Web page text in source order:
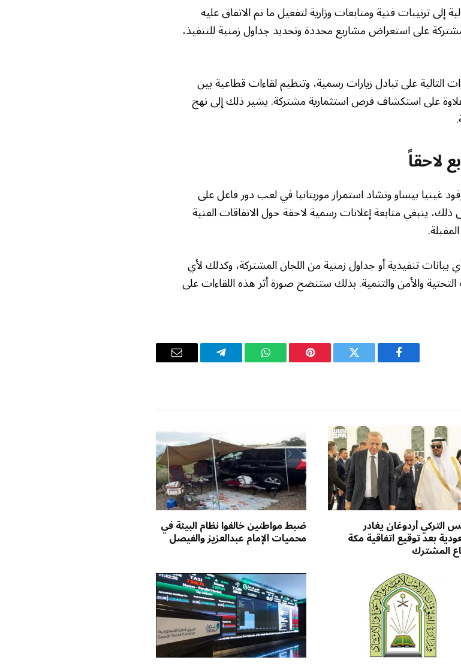
ترتيبات فنية ومتابعات وزارية لتفعيل ما تم الاتفاق عليه
على استعراض مشاريع محددة وتحديد جداول زمنية للتنفيذ،
على تبادل زيارات رسمية، وتنظيم لقاءات قطاعية بين
على استكشاف فرص استثمارية مشتركة. يشير ذلك إلى نهج
لاحقاً
غينيا بيساو وتشاد استمرار موريتانيا في لعب دور فاعل على
ذلك، ينبغي متابعة إعلانات رسمية لاحقة حول الاتفاقات الفنية
بيانات تنفيذية أو جداول زمنية من اللجان المشتركة، وكذلك لأي
والأمن والتنمية. بذلك ستتضح صورة أثر هذه اللقاءات على
فيسبوك تويتر بينتيريستواتساب تيلقرام
البريد
التركي أردوغان يغادر
بعد توقيع اتفاقية مكة
المشترك
ضبط مواطنين خالفوا نظام البيئة في
محميات الإمام عبدالعزيز والفيصل